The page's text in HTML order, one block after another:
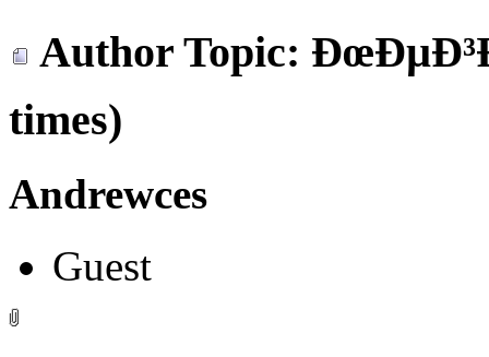
Author Topic:
times)
Andrewces
Guest